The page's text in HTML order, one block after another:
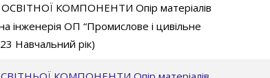
КОМПОНЕНТИ Опір матеріалів
інженерія ОП “Промислове і цивільне
Навчальний рік)